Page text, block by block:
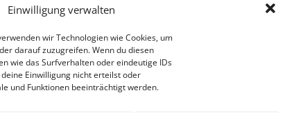
Einwilligung verwalten
wir Technologien wie Cookies, um
darauf zuzugreifen. Wenn du diesen
wie das Surfverhalten oder eindeutige IDs
Einwilligung nicht erteilst oder
und Funktionen beeinträchtigt werden.